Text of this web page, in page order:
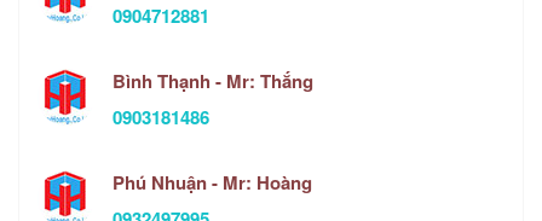
0904712881
Bình Thạnh - Mr: Thắng
0903181486
Phú Nhuận - Mr: Hoàng